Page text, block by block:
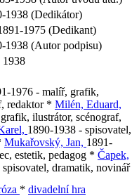
1938 (Dedikátor)
1975 (Dedikant)
1938 (Autor podpisu)
1938
1976 - malíř, grafik,
redaktor * Milén, Eduard,
ilustrátor, scénograf,
1890-1938 - spisovatel,
Mukařovský, Jan, 1891-
estetik, pedagog * Čapek,
dramatik, novinář
* divadelní hra